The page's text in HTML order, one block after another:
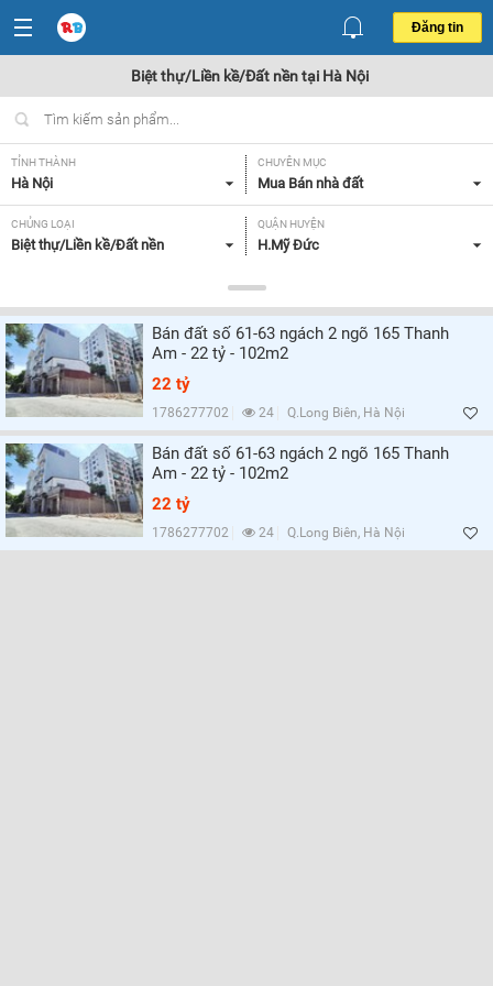
Đăng tin
Biệt thự/Liền kề/Đất nền tại Hà Nội
TỈNH THÀNH
Hà Nội
CHUYÊN MỤC
Mua Bán nhà đất
CHỦNG LOẠI
Biệt thự/Liền kề/Đất nền
QUẬN HUYỆN
H.Mỹ Đức
Tất cả
MỨC GIÁ
Tất cả
MẶT TIỀN
Tất cả
HƯỚNG
GIẤY TỜ PHÁP LÝ
Tất cả
Bán đất số 61-63 ngách 2 ngõ 165 Thanh
Am - 22 tỷ - 102m2
22 tỷ
1786277702 24 Q.Long Biên, Hà Nội
Bán đất số 61-63 ngách 2 ngõ 165 Thanh
Am - 22 tỷ - 102m2
22 tỷ
1786277702 24 Q.Long Biên, Hà Nội